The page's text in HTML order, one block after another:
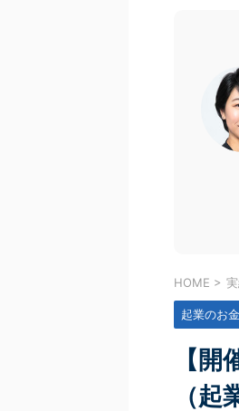
HOME >
起業のお
【
（起
お金が不安で、ネット検索やAIでの試算を
てしまう」 「貯金はあるはずなのに、なぜ
合い方が変わったのか。 「家計 ...